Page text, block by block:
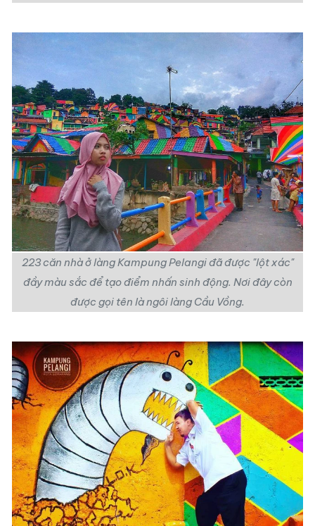
223 căn nhà ởlàng Kampung Pelangiđã được "lột xác"
đầy màu sắc để tạo điểm nhấn sinh động. Nơi đây còn
được gọi tên là ngôi làng Cầu Vồng.